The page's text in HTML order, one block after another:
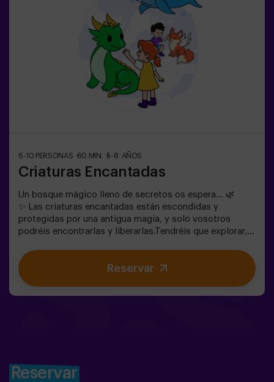
6-10 PERSONAS 60 MIN. 5-8 AÑOS
Criaturas Encantadas
Un bosque mágico lleno de secretos os espera… 🌿
✨ Las criaturas encantadas están escondidas y
protegidas por una antigua magia, y solo vosotros
podréis encontrarlas y liberarlas.Tendréis que explorar,
esconden y cómo romper los hechizos que las
mantienen atrapadas. Cada criatura es única y os
pondrá a prueba de una forma diferente.Aquí no se trata
Reservar
Reservar